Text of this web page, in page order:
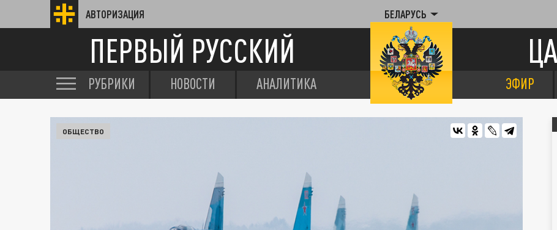
АВТОРИЗАЦИЯ БЕЛАРУСЬ
ПЕРВЫЙ РУССКИЙ
РУБРИКИ НОВОСТИ АНАЛИТИКА ЭФИР
ОБЩЕСТВО